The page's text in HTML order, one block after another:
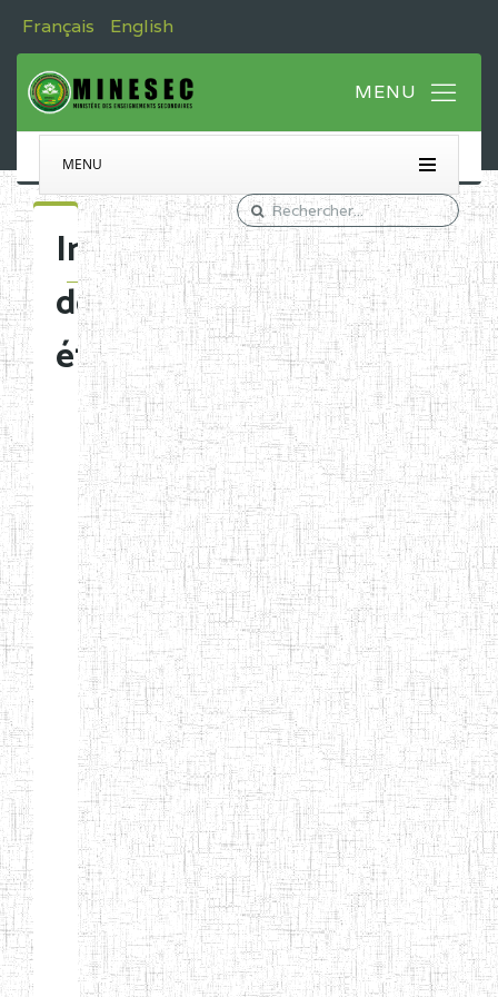
Français English
MENU
Immatriculation
des
établissements
Etablissements
d'enseignement
normal
ENI
Chercher:
Effacer les filtres
Denomination
Type